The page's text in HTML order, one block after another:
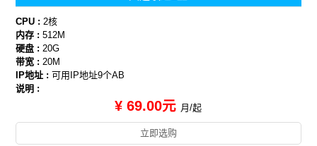
CPU :2核
内存 :512M
硬盘 :20G
带宽 :20M
IP地址 :可用IP地址9个AB
说明 :
¥ 69.00元 月/起
立即选购